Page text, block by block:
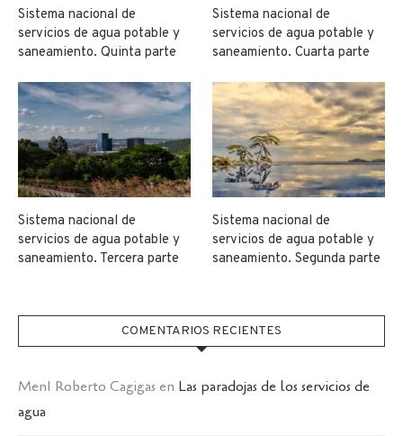
Sistema nacional de
servicios de agua potable y
saneamiento. Quinta parte
Sistema nacional de
servicios de agua potable y
saneamiento. Cuarta parte
Sistema nacional de
servicios de agua potable y
saneamiento. Tercera parte
Sistema nacional de
servicios de agua potable y
saneamiento. Segunda parte
COMENTARIOS RECIENTES
MenI Roberto Cagigas en Las paradojas de los servicios de
agua